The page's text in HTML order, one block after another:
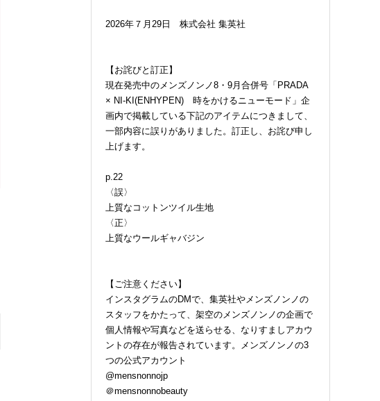
2026年７月29日 株式会社 集英社
【お詫びと訂正】
現在発売中のメンズノンノ8・9月合併号「PRADA
× NI-KI(ENHYPEN) 時をかけるニューモード」企
画内で掲載している下記のアイテムにつきまして、
一部内容に誤りがありました。訂正し、お詫び申し
上げます。
p.22
〈誤〉
上質なコットンツイル生地
〈正〉
上質なウールギャバジン
【ご注意ください】
インスタグラムのDMで、集英社やメンズノンノの
スタッフをかたって、架空のメンズノンノの企画で
個人情報や写真などを送らせる、なりすましアカウ
ントの存在が報告されています。メンズノンノの3
つの公式アカウント
@mensnonnojp
＠mensnonnobeauty